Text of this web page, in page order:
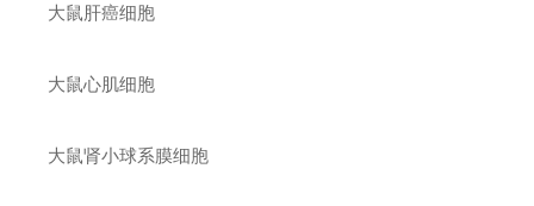
大鼠肝癌细胞
大鼠心肌细胞
大鼠肾小球系膜细胞